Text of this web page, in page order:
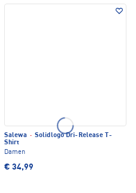
Salewa · Solidlogo Dri-Release T-
Shirt
Damen
€ 34,99